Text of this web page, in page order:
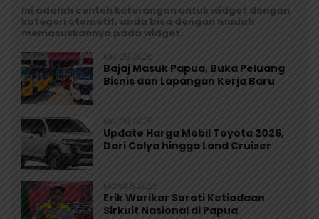
Ini adalah contoh keterangan untuk widget dengan
kategori otomotif, anda bisa dengan mudah
memasukkannya pada widget.
Mei 29, 2026
Bajaj Masuk Papua, Buka Peluang
Bisnis dan Lapangan Kerja Baru
Mei 29, 2026
Update Harga Mobil Toyota 2026,
Dari Calya hingga Land Cruiser
Maret 5, 2026
Erik Warikar Soroti Ketiadaan
Sirkuit Nasional di Papua